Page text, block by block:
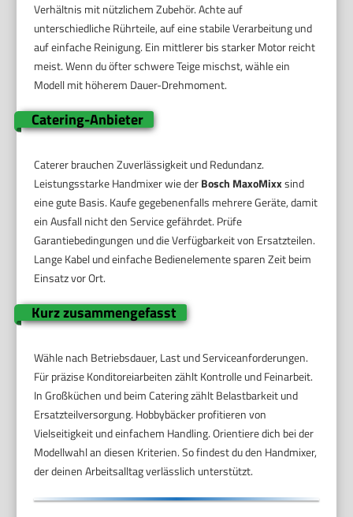
Verhältnis mit nützlichem Zubehör. Achte auf
unterschiedliche Rührteile, auf eine stabile Verarbeitung und
auf einfache Reinigung. Ein mittlerer bis starker Motor reicht
meist. Wenn du öfter schwere Teige mischst, wähle ein
Modell mit höherem Dauer-Drehmoment.
Catering-Anbieter
Caterer brauchen Zuverlässigkeit und Redundanz.
Leistungsstarke Handmixer wie derBosch MaxoMixxsind
eine gute Basis. Kaufe gegebenenfalls mehrere Geräte, damit
ein Ausfall nicht den Service gefährdet. Prüfe
Garantiebedingungen und die Verfügbarkeit von Ersatzteilen.
Lange Kabel und einfache Bedienelemente sparen Zeit beim
Einsatz vor Ort.
Kurz zusammengefasst
Wähle nach Betriebsdauer, Last und Serviceanforderungen.
Für präzise Konditoreiarbeiten zählt Kontrolle und Feinarbeit.
In Großküchen und beim Catering zählt Belastbarkeit und
Ersatzteilversorgung. Hobbybäcker profitieren von
Vielseitigkeit und einfachem Handling. Orientiere dich bei der
Modellwahl an diesen Kriterien. So findest du den Handmixer,
der deinen Arbeitsalltag verlässlich unterstützt.